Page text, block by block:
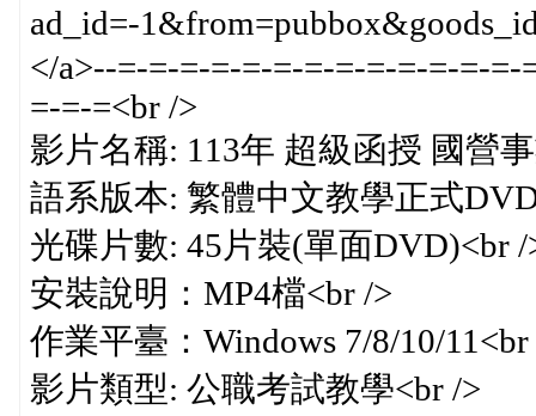
ad_id=-
</a>--=-=-=-=-=-=-=-=-=-=-=-=-
=-=-=<br />
影片名稱: 113年 超級函授 國營
語系版本: 繁體中文教學正式
光碟片數: 45片裝(單面DVD)<br /
安裝說明：MP4檔<br />
作業平臺：Windows 7/8/10/11<br
影片類型: 公職考試教學<br />